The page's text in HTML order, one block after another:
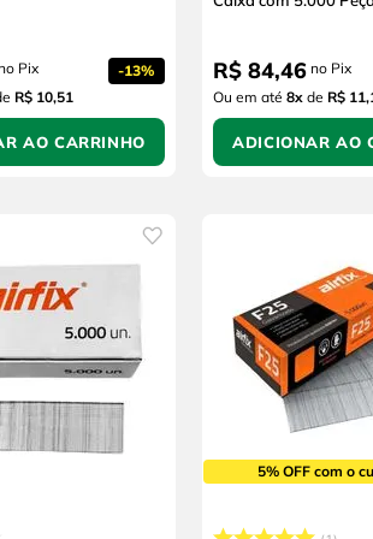
Pix -13%
R$ 10,51
AO CARRINHO
R$ 84,46 no Pix
Ou em até 8x de R$
ADICIONAR AO
5% OFF com o